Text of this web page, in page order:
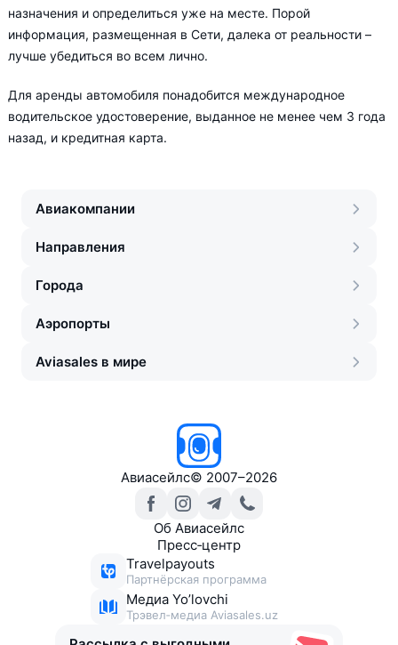
назначения и определиться уже на месте. Порой
информация, размещенная в Сети, далека от реальности –
лучше убедиться во всем лично.
Для аренды автомобиля понадобится международное
водительское удостоверение, выданное не менее чем 3 года
назад, и кредитная карта.
Авиакомпании
Направления
Города
Аэропорты
Aviasales в мире
Авиасейлс© 2007–2026
Об Авиасейлс
Пресс‑центр
Travelpayouts
Партнёрская программа
Медиа Yo’lovchi
Трэвел‑медиа Aviasales.uz